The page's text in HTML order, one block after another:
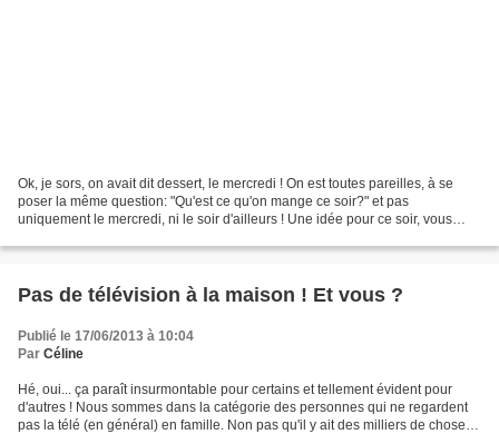
Ok, je sors, on avait dit dessert, le mercredi ! On est toutes pareilles, à se
poser la même question: "Qu'est ce qu'on mange ce soir?" et pas
uniquement le mercredi, ni le soir d'ailleurs ! Une idée pour ce soir, vous
Pas de télévision à la maison ! Et vous ?
Publié le 17/06/2013 à 10:04
Par Céline
Hé, oui... ça paraît insurmontable pour certains et tellement évident pour
d'autres ! Nous sommes dans la catégorie des personnes qui ne regardent
pas la télé (en général) en famille. Non pas qu'il y ait des milliers de choses